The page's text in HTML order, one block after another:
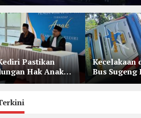
Pastikan
Hak Anak
Kecelakaan
Bus Sugeng
Banteng